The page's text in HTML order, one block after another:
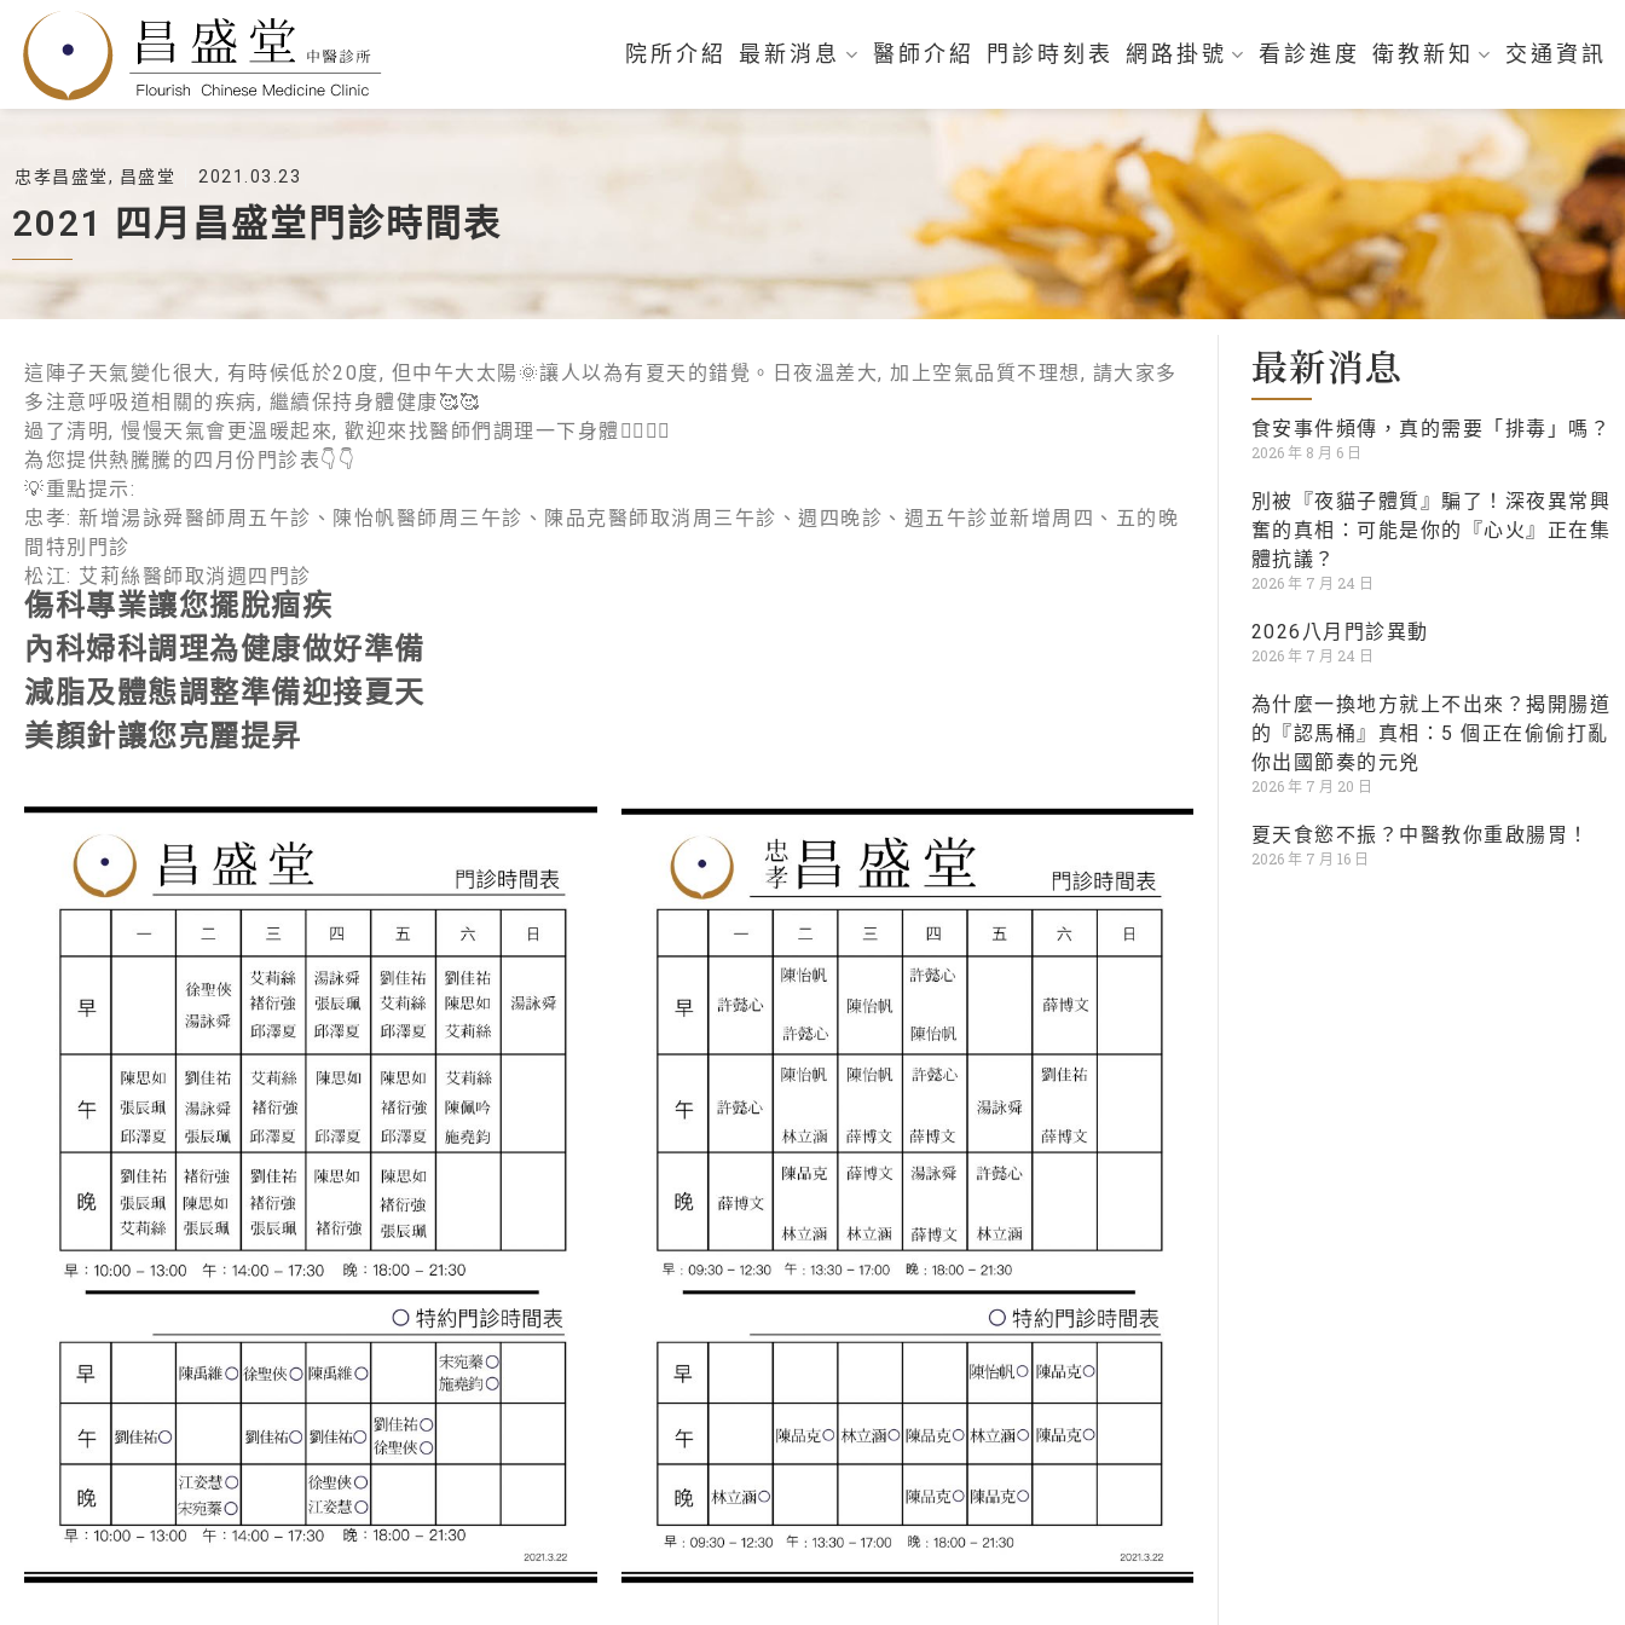
院所介紹 最新消息 醫師介紹 門診時刻表 網路掛號 看診進度 衛教新知 交通資訊
忠孝昌盛堂, 昌盛堂 2021.03.23
2021 四月昌盛堂門診時間表
這陣子天氣變化很大, 有時候低於20度, 但中午大太陽🌞讓人以為有夏天的錯覺。日夜溫差大, 加上空氣品質不理想, 請大家多
多注意呼吸道相關的疾病, 繼續保持身體健康🥰🥰
過了清明, 慢慢天氣會更溫暖起來, 歡迎來找醫師們調理一下身體👨‍⚕👩‍⚕
為您提供熱騰騰的四月份門診表👇👇
💡重點提示:
忠孝: 新增湯詠舜醫師周五午診、陳怡帆醫師周三午診、陳品克醫師取消周三午診、週四晚診、週五午診並新增周四、五的晚
間特別門診
松江: 艾莉絲醫師取消週四門診
傷科專業讓您擺脫痼疾
內科婦科調理為健康做好準備
減脂及體態調整準備迎接夏天
美顏針讓您亮麗提昇
最新消息
食安事件頻傳，真的需要「排毒」嗎？
2026 年 8 月 6 日
別被『夜貓子體質』騙了！深夜異常興
奮的真相：可能是你的『心火』正在集
體抗議？
2026 年 7 月 24 日
2026八月門診異動
2026 年 7 月 24 日
為什麼一換地方就上不出來？揭開腸道
的『認馬桶』真相：5 個正在偷偷打亂
你出國節奏的元兇
2026 年 7 月 20 日
夏天食慾不振？中醫教你重啟腸胃！
2026 年 7 月 16 日